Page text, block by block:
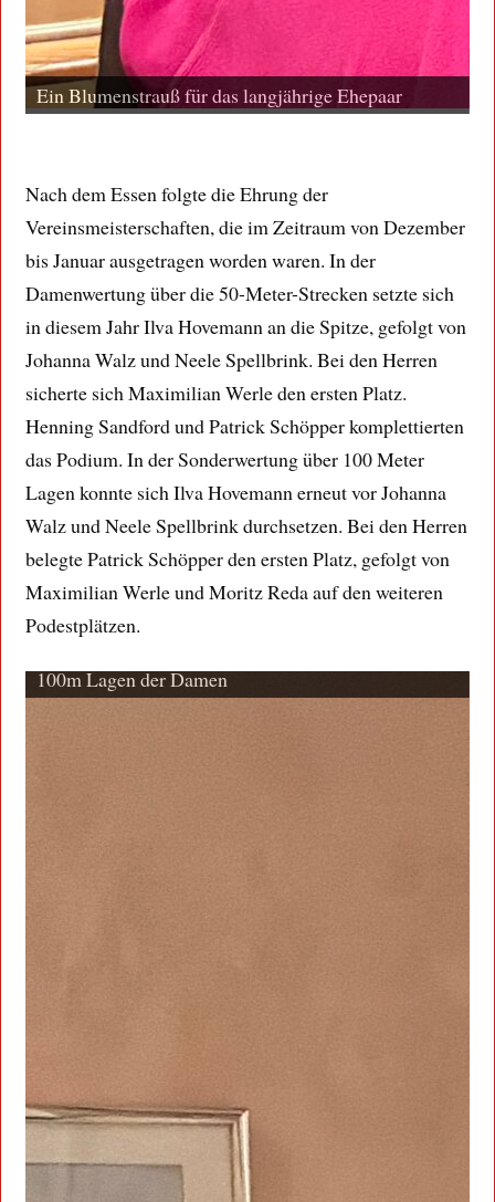
Nach dem Essen folgte die Ehrung der
Vereinsmeisterschaften, die im Zeitraum von Dezember
bis Januar ausgetragen worden waren. In der
Damenwertung über die 50-Meter-Strecken setzte sich
in diesem Jahr Ilva Hovemann an die Spitze, gefolgt von
Johanna Walz und Neele Spellbrink. Bei den Herren
sicherte sich Maximilian Werle den ersten Platz.
Henning Sandford und Patrick Schöpper komplettierten
das Podium. In der Sonderwertung über 100 Meter
Lagen konnte sich Ilva Hovemann erneut vor Johanna
Walz und Neele Spellbrink durchsetzen. Bei den Herren
belegte Patrick Schöpper den ersten Platz, gefolgt von
Maximilian Werle und Moritz Reda auf den weiteren
Podestplätzen.
100m Lagen der Herren